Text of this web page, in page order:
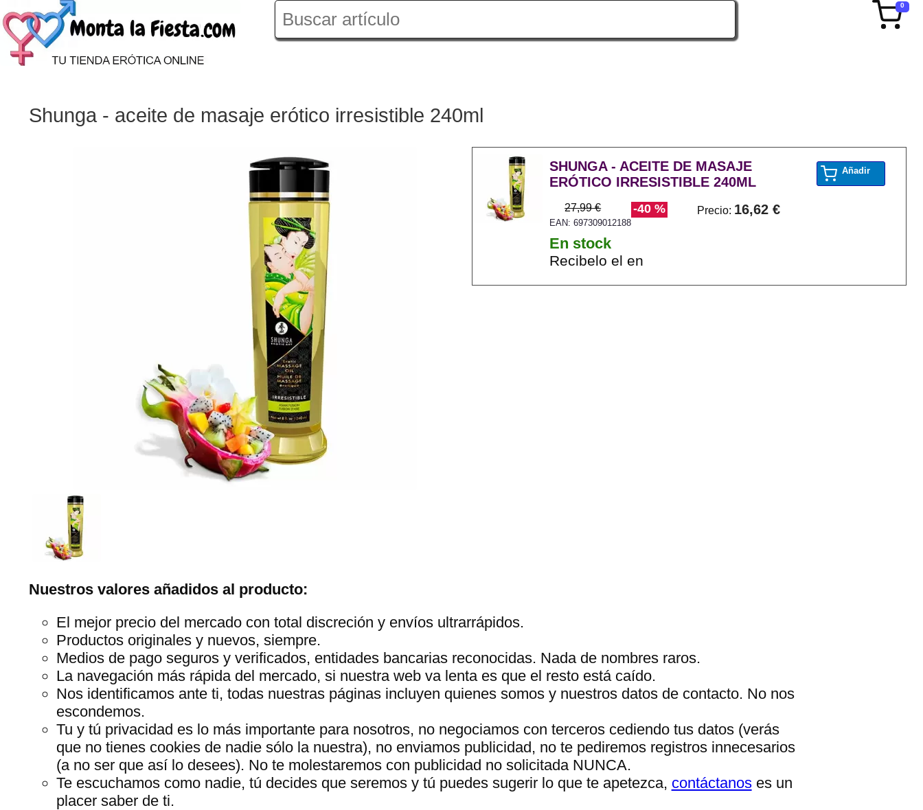
0
Shunga - aceite de masaje erótico irresistible 240ml
SHUNGA - ACEITE DE MASAJE
ERÓTICO IRRESISTIBLE 240ML
Precio: 16,62 €
-40 %
27,99 €
EAN: 697309012188
En stock
Recibelo el en
Añadir
Nuestros valores añadidos al producto:
El mejor precio del mercado con total discreción y envíos ultrarrápidos.
Productos originales y nuevos, siempre.
Medios de pago seguros y verificados, entidades bancarias reconocidas. Nada de nombres raros.
La navegación más rápida del mercado, si nuestra web va lenta es que el resto está caído.
Nos identificamos ante ti, todas nuestras páginas incluyen quienes somos y nuestros datos de contacto. No nos
escondemos.
Tu y tú privacidad es lo más importante para nosotros, no negociamos con terceros cediendo tus datos (verás
que no tienes cookies de nadie sólo la nuestra), no enviamos publicidad, no te pediremos registros innecesarios
(a no ser que así lo desees). No te molestaremos con publicidad no solicitada NUNCA.
Te escuchamos como nadie, tú decides que seremos y tú puedes sugerir lo que te apetezca, contáctanoses un
placer saber de ti.